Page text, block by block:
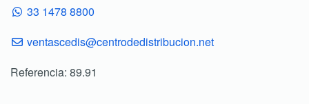
33 1478 8800
ventascedis@centrodedistribucion.net
Referencia: 89.91